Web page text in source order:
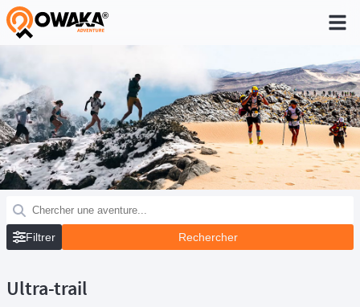
®
Filtrer
Ultra-trail